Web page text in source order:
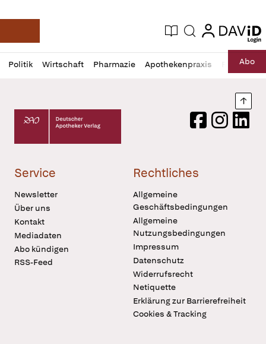
Deutsche Apotheker Zeitung
Aktuelle Ausgabe
Suche login
login
Politik Wirtschaft Pharmazie Apothekenpraxis RechtAbo
Profil
öffnen
Daz
Pur
Deutscher Apotheker Verlag Logo
FacebookInstagram
Service
Newsletter
Über uns
Kontakt
Mediadaten
Abo kündigen
RSS-Feed
Rechtliches
Allgemeine
Geschäftsbedingungen
Allgemeine
Nutzungsbedingungen
Impressum
Datenschutz
Widerrufsrecht
Netiquette
Erklärung zur Barrierefreiheit
Cookies & Tracking